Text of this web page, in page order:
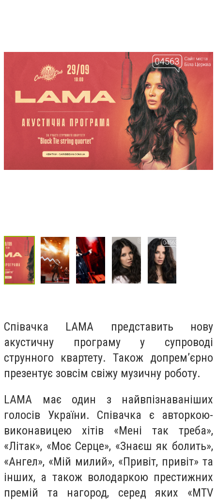
Співачка LAMA представить нову
акустичну програму у супроводі
струнного квартету. Також допрем’єрно
презентує зовсім свіжу музичну роботу.
LAMA має один з найвпізнаваніших
голосів України. Співачка є авторкою-
виконавицею хітів «Мені так треба»,
«Літак», «Моє Серце», «Знаєш як болить»,
«Ангел», «Мій милий», «Привіт, привіт» та
інших, а також володаркою престижних
премій та нагород, серед яких «MTV